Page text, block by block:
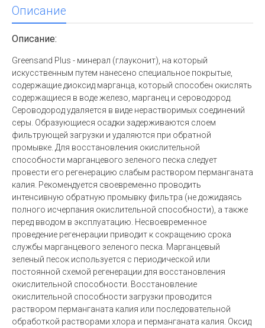
Описание
Описание:
Greensand Plus - минерал (глауконит), на который
искусственным путем нанесено специальное покрытые,
содержащие диоксид марганца, который способен окислять
содержащиеся в воде железо, марганец и сероводород.
Сероводород удаляется в виде нерастворимых соединений
серы. Образующиеся осадки задерживаются слоем
фильтрующей загрузки и удаляются при обратной
промывке. Для восстановления окислительной
способности марганцевого зеленого песка следует
провести его регенерацию слабым раствором перманганата
калия. Рекомендуется своевременно проводить
интенсивную обратную промывку фильтра (не дожидаясь
полного исчерпания окислительной способности), а также
перед вводом в эксплуатацию. Несвоевременное
проведение регенерации приводит к сокращению срока
службы марганцевого зеленого песка. Марганцевый
зеленый песок используется с периодической или
постоянной схемой регенерации для восстановления
окислительной способности. Восстановление
окислительной способности загрузки проводится
раствором перманганата калия или последовательной
обработкой растворами хлора и перманганата калия. Оксид